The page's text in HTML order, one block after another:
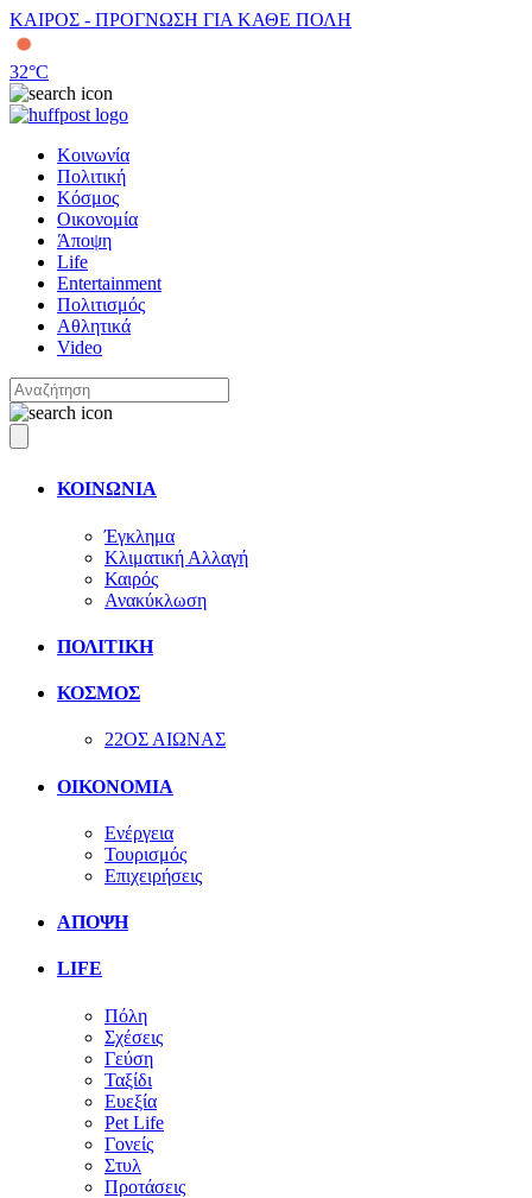
ΚΑΙΡΟΣ - ΠΡΟΓΝΩΣΗ ΓΙΑ ΚΑΘΕ ΠΟΛΗ
32°C
Κοινωνία
Πολιτική
Κόσμος
Οικονομία
Άποψη
Life
Entertainment
Πολιτισμός
Αθλητικά
Video
ΚΟΙΝΩΝΙΑ
Έγκλημα
Κλιματική Αλλαγή
Καιρός
Ανακύκλωση
ΠΟΛΙΤΙΚΗ
ΚΟΣΜΟΣ
22ΟΣ ΑΙΩΝΑΣ
ΟΙΚΟΝΟΜΙΑ
Ενέργεια
Τουρισμός
Επιχειρήσεις
ΑΠΟΨΗ
LIFE
Πόλη
Σχέσεις
Γεύση
Ταξίδι
Ευεξία
Pet Life
Γονείς
Στυλ
Προτάσεις